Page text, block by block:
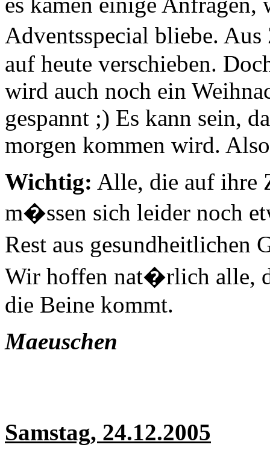
Adventsspecial bliebe.
auf heute verschieben.
wird auch noch ein
gespannt ;) Es kann sein,
morgen kommen wird.
Wichtig: Alle, die auf ihre
m�ssen sich leider noch
Rest aus
Wir hoffen nat�rlich alle,
die Beine kommt.
Maeuschen
Samstag, 24.12.2005